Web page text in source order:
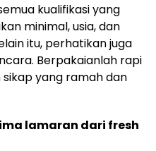
kualifikasi yang
minimal, usia, dan
itu, perhatikan juga
Berpakaianlah rapi
yang ramah dan
lamaran dari fresh